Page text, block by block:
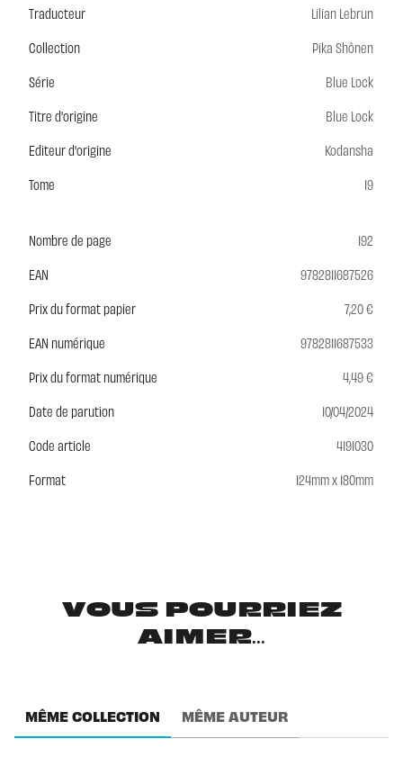
Traducteur
Lilian Lebrun
Collection
Pika Shônen
Série
Blue Lock
Titre d'origine
Blue Lock
Editeur d'origine
Kodansha
Tome
19
Nombre de page
192
EAN
9782811687526
Prix du format papier
7,20 €
EAN numérique
9782811687533
Prix du format numérique
4,49 €
Date de parution
10/04/2024
Code article
4191030
Format
124mm x 180mm
VOUS POURRIEZ
AIMER...
MÊME COLLECTION MÊME AUTEUR